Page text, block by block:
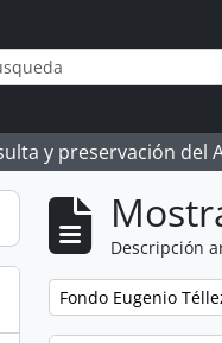
options
y preservación del
Descripción
Remove filter:
Fondo Eugenio